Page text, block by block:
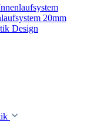
20mm
Design